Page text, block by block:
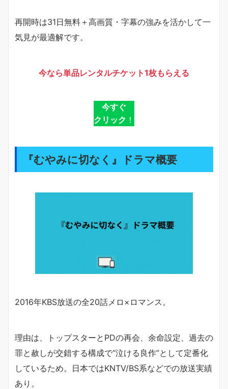
再開時は31日無料＋高画質・字幕の強みを活かして一
気見が最適解です。
今なら単品レンタルチケット1枚もらえる
今すぐ
クリック ！
『むやみに切なく』ドラマ概要
2016年KBS放送の全20話メロ×ロマンス。
理由は、トップスターとPDの再会、余命設定、過去の
罪と赦しが交錯する構成で“泣ける良作”として定番化
しているため。日本ではKNTV/BS系などでの放送実績
あり。